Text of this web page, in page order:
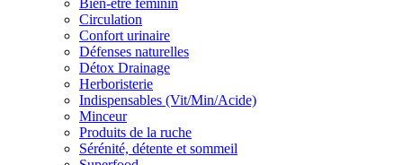
Bien-être féminin
Circulation
Confort urinaire
Défenses naturelles
Détox Drainage
Herboristerie
Indispensables (Vit/Min/Acide)
Minceur
Produits de la ruche
Sérénité, détente et sommeil